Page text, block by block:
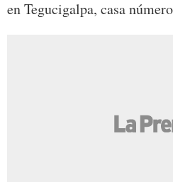
en Tegucigalpa, casa